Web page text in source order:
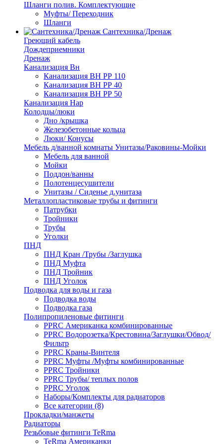
Шланги полив. Комплектующие
Муфты/ Переходник
Шланги
Сантехника/Дренаж
Греющий кабель
Дождеприемники
Дренаж
Канализация Вн
Канализация ВН РР 110
Канализация ВН РР 40
Канализация ВН РР 50
Канализация Нар
Колодцы/люки
Дно /крышка
Железобетонные кольца
Люки/ Конусы
Мебель д/ванной комнаты Унитазы/Раковины-Мойки
Мебель для ванной
Мойки
Поддон/ванны
Полотенцесушители
Унитазы / Сиденье д.унитаза
Металлопластиковые трубы и фитинги
Патрубки
Тройники
Трубы
Уголки
ПНД
ПНД Кран /Трубы /Заглушка
ПНД Муфта
ПНД Тройник
ПНД Уголок
Подводка для воды и газа
Подводка воды
Подводка газа
Полипропиленовые фитинги
PPRC Американка комбинированные
PPRC Водорозетка/Крестовина/Заглушки/Обвод/
Фильтр
PPRC Краны-Винтеля
PPRC Муфты /Муфты комбинированные
PPRC Тройники
PPRC Трубы/ теплых полов
PPRC Уголок
Наборы/Комплекты для радиаторов
Все категории (8)
Прокладки/манжеты
Радиаторы
Резьбовые фитинги TeRma
TeRma Американки